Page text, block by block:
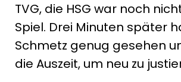
TVG, die HSG war noch
Spiel. Drei Minuten später
Schmetz genug gesehen
die Auszeit, um neu zu